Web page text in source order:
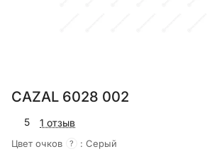
CAZAL 6028 002
5 1 отзыв
Цвет очков ? : Серый